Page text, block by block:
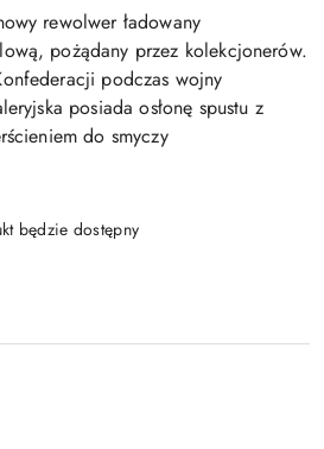
rewolwer ładowany
pożądany przez kolekcjonerów.
podczas wojny
posiada osłonę spustu z
do smyczy
będzie dostępny